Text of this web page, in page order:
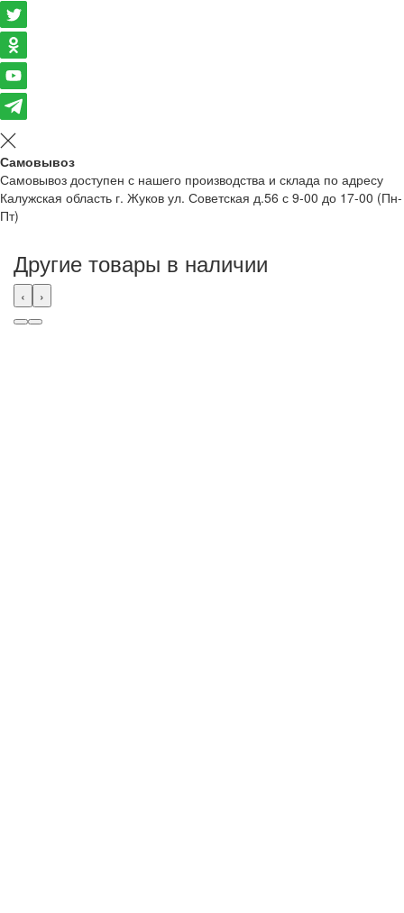
Самовывоз
Самовывоз доступен с нашего производства и склада по адресу
Калужская область г. Жуков ул. Советская д.56 с 9-00 до 17-00 (Пн-
Пт)
Другие товары в наличии
‹ ›